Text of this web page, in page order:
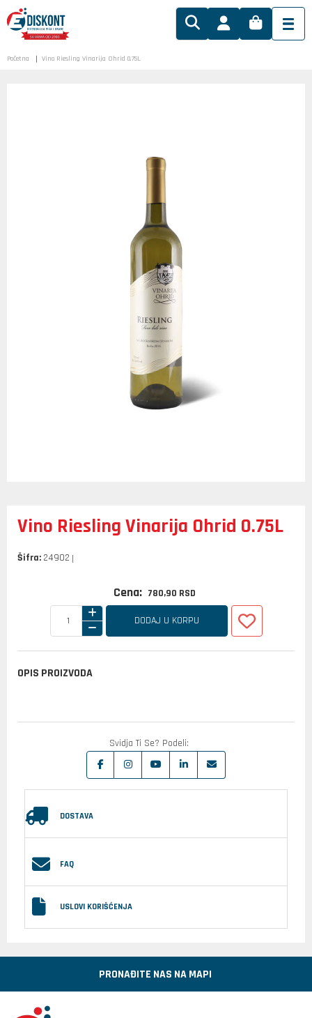
Početna Vino Riesling Vinarija Ohrid 0.75L
Vino Riesling Vinarija Ohrid 0.75L
Šifra: 24902
Cena: 780,90 RSD
DODAJ U KORPU
OPIS PROIZVODA
Svidja Ti Se? Podeli:
DOSTAVA
FAQ
USLOVI KORIŠĆENJA
PRONAĐITE NAS NA MAPI